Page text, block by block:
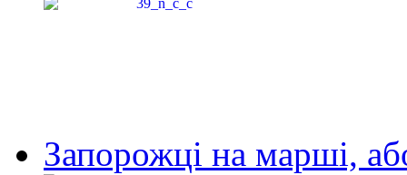
Запорожці на марші,